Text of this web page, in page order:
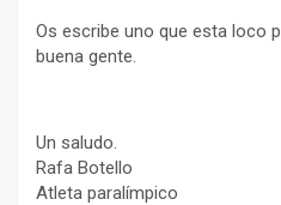
Os escribe uno que esta loco
buena gente.
Un saludo.
Rafa Botello
Atleta paralímpico